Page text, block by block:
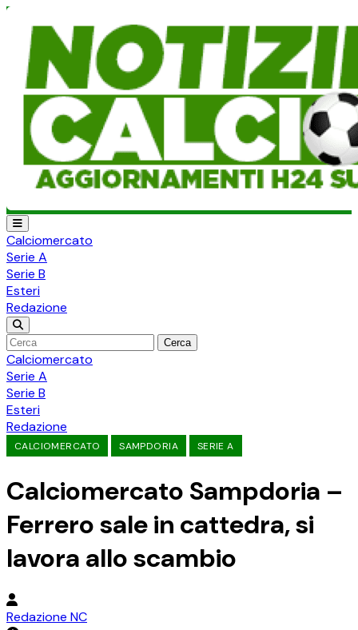
Calciomercato
Serie A
Serie B
Esteri
Redazione
Cerca
Calciomercato
Serie A
Serie B
Esteri
Redazione
CALCIOMERCATO SAMPDORIA SERIE A
Calciomercato Sampdoria –
Ferrero sale in cattedra, si
lavora allo scambio
Redazione NC